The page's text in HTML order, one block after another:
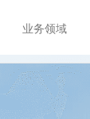
业务领域